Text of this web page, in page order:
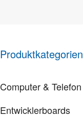
Produktkategorien
Computer & Telefon
Entwicklerboards